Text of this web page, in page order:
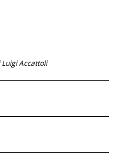
Luigi Accattoli